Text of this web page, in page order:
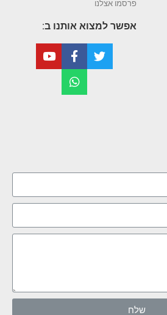
פרסמו אצלנו
אפשר למצוא אותנו ב:
שלח